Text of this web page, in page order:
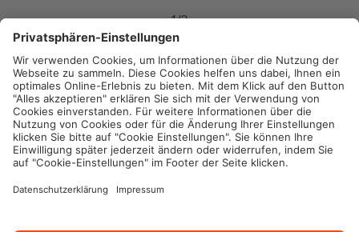
1/2
Impressum
Datenschutz
Cookie-Einstellungen